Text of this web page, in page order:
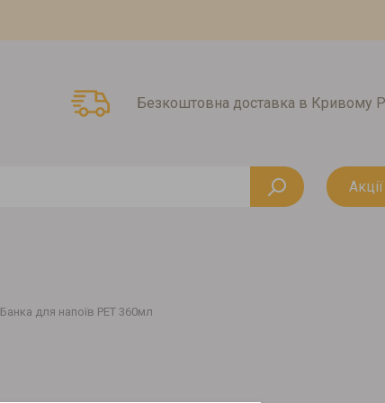
Безкоштовна доставка в Кривому
Банка для напоїв PET 360мл